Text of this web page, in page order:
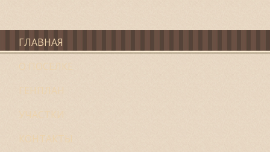
ГЛАВНАЯ
О ПОСЕЛКЕ
ГЕНПЛАН
УЧАСТКИ
КОНТАКТЫ